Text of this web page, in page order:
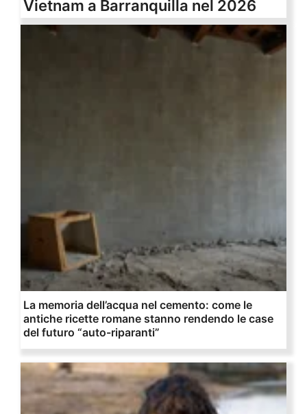
Vietnam a Barranquilla nel 2026
La memoria dell’acqua nel cemento: come le
antiche ricette romane stanno rendendo le case
del futuro “auto-riparanti”